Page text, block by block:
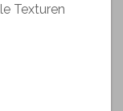
Texturen